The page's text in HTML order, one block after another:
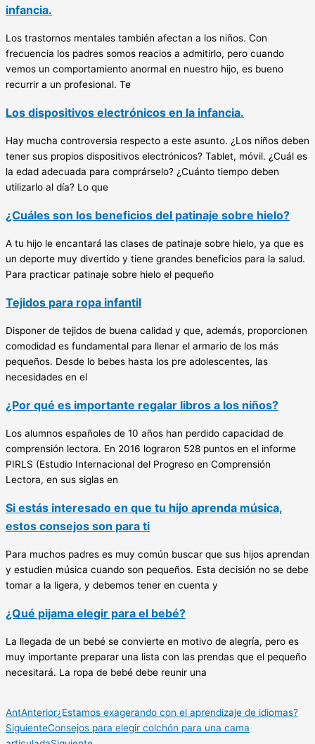
infancia.
Los trastornos mentales también afectan a los niños. Con
frecuencia los padres somos reacios a admitirlo, pero cuando
vemos un comportamiento anormal en nuestro hijo, es bueno
recurrir a un profesional. Te
Los dispositivos electrónicos en la infancia.
Hay mucha controversia respecto a este asunto. ¿Los niños deben
tener sus propios dispositivos electrónicos? Tablet, móvil. ¿Cuál es
la edad adecuada para comprárselo? ¿Cuánto tiempo deben
utilizarlo al día? Lo que
¿Cuáles son los beneficios del patinaje sobre hielo?
A tu hijo le encantará las clases de patinaje sobre hielo, ya que es
un deporte muy divertido y tiene grandes beneficios para la salud.
Para practicar patinaje sobre hielo el pequeño
Tejidos para ropa infantil
Disponer de tejidos de buena calidad y que, además, proporcionen
comodidad es fundamental para llenar el armario de los más
pequeños. Desde lo bebes hasta los pre adolescentes, las
necesidades en el
¿Por qué es importante regalar libros a los niños?
Los alumnos españoles de 10 años han perdido capacidad de
comprensión lectora. En 2016 lograron 528 puntos en el informe
PIRLS (Estudio Internacional del Progreso en Comprensión
Lectora, en sus siglas en
Si estás interesado en que tu hijo aprenda música,
estos consejos son para ti
Para muchos padres es muy común buscar que sus hijos aprendan
y estudien música cuando son pequeños. Esta decisión no se debe
tomar a la ligera, y debemos tener en cuenta y
¿Qué pijama elegir para el bebé?
La llegada de un bebé se convierte en motivo de alegría, pero es
muy importante preparar una lista con las prendas que el pequeño
necesitará. La ropa de bebé debe reunir una
AntAnterior¿Estamos exagerando con el aprendizaje de idiomas?
SiguienteConsejos para elegir colchón para una cama